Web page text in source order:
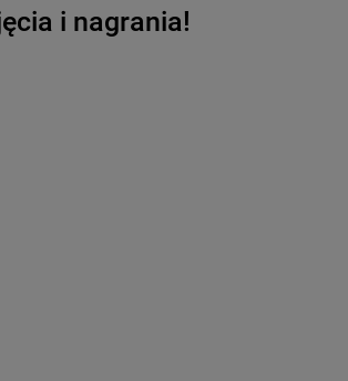
i nagrania!